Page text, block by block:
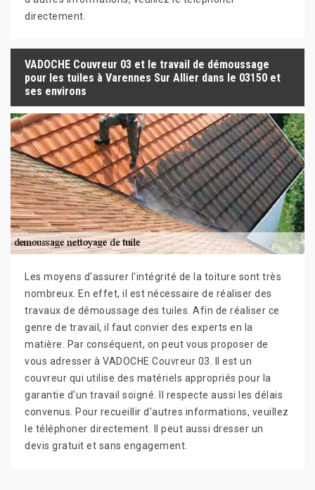
directement.
VADOCHE Couvreur 03 et le travail de démoussage
pour les tuiles à Varennes Sur Allier dans le 03150 et
ses environs
Les moyens d'assurer l'intégrité de la toiture sont très
nombreux. En effet, il est nécessaire de réaliser des
travaux de démoussage des tuiles. Afin de réaliser ce
genre de travail, il faut convier des experts en la
matière. Par conséquent, on peut vous proposer de
vous adresser à VADOCHE Couvreur 03. Il est un
couvreur qui utilise des matériels appropriés pour la
garantie d'un travail soigné. Il respecte aussi les délais
convenus. Pour recueillir d'autres informations, veuillez
le téléphoner directement. Il peut aussi dresser un
devis gratuit et sans engagement.